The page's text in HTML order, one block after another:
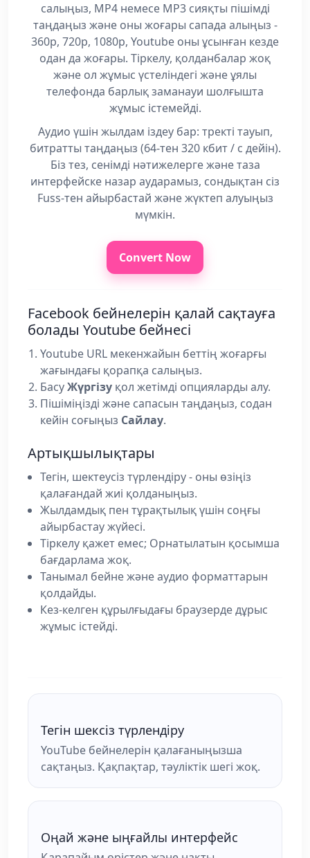
салыңыз, MP4 немесе MP3 сияқты пішімді
таңдаңыз және оны жоғары сапада алыңыз -
360p, 720p, 1080p, Youtube оны ұсынған кезде
одан да жоғары. Тіркелу, қолданбалар жоқ
және ол жұмыс үстеліндегі және ұялы
телефонда барлық заманауи шолғышта
жұмыс істемейді.
Аудио үшін жылдам іздеу бар: тректі тауып,
битратты таңдаңыз (64-тен 320 кбит / с дейін).
Біз тез, сенімді нәтижелерге және таза
интерфейске назар аударамыз, сондықтан сіз
Fuss-тен айырбастай және жүктеп алуыңыз
мүмкін.
Convert Now
Facebook бейнелерін қалай сақтауға
болады Youtube бейнесі
Youtube URL мекенжайын беттің жоғарғы
жағындағы қорапқа салыңыз.
БасуЖүргізу қол жетімді опцияларды алу.
Пішіміңізді және сапасын таңдаңыз, содан
кейін соғыңыз Сайлау.
Артықшылықтары
Тегін, шектеусіз түрлендіру - оны өзіңіз
қалағандай жиі қолданыңыз.
Жылдамдық пен тұрақтылық үшін соңғы
айырбастау жүйесі.
Тіркелу қажет емес; Орнатылатын қосымша
бағдарлама жоқ.
Танымал бейне және аудио форматтарын
қолдайды.
Кез-келген құрылғыдағы браузерде дұрыс
жұмыс істейді.
Тегін шексіз түрлендіру
YouTube бейнелерін қалағаныңызша
сақтаңыз. Қақпақтар, тәуліктік шегі жоқ.
Оңай және ыңғайлы интерфейс